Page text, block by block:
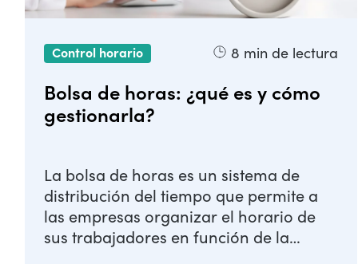
Control horario 8 min de lectura
Bolsa de horas: ¿qué es y cómo
gestionarla?
La bolsa de horas es un sistema de
distribución del tiempo que permite a
las empresas organizar el horario de
sus trabajadores en función de la